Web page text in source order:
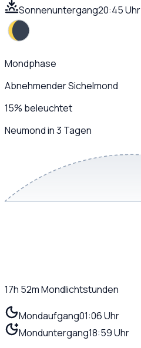
Sonnenuntergang20:45 Uhr
Mondphase
Abnehmender Sichelmond
15% beleuchtet
Neumond in 3 Tagen
17h 52mMondlichtstunden
Mondaufgang01:06 Uhr
Monduntergang18:59 Uhr